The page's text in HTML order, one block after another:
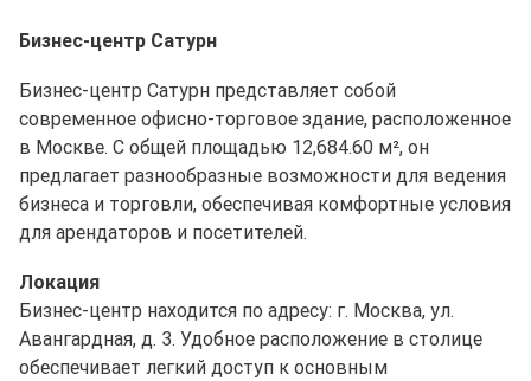
Бизнес-центр Сатурн
Бизнес-центр Сатурн представляет собой
современное офисно-торговое здание, расположенное
в Москве. С общей площадью 12,684.60 м², он
предлагает разнообразные возможности для ведения
бизнеса и торговли, обеспечивая комфортные условия
для арендаторов и посетителей.
Локация
Бизнес-центр находится по адресу: г. Москва, ул.
Авангардная, д. 3. Удобное расположение в столице
обеспечивает легкий доступ к основным